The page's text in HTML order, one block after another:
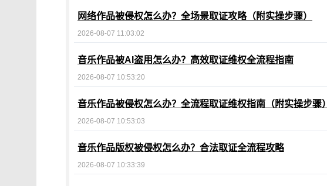
网络作品被侵权怎么办？全场景取证攻略（附实操步骤）
2026-08-07 11:03:02
音乐作品被AI盗用怎么办？高效取证维权全流程指南
2026-08-07 10:53:20
音乐作品被侵权怎么办？全流程取证维权指南（附实操步骤）
2026-08-07 10:53:03
音乐作品版权被侵权怎么办？合法取证全流程攻略
2026-08-07 10:33:39